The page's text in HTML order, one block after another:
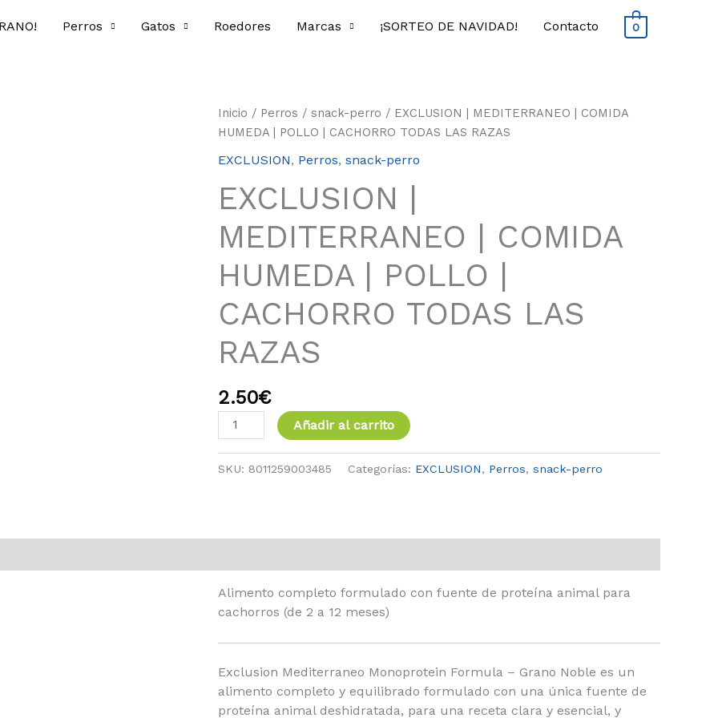
Perros Gatos Roedores Marcas ¡SORTEO DE NAVIDAD! Contacto 0
Inicio / Perros / snack-perro / EXCLUSION | MEDITERRANEO | COMIDA
HUMEDA | POLLO | CACHORRO TODAS LAS RAZAS
EXCLUSION, Perros, snack-perro
EXCLUSION |
MEDITERRANEO | COMIDA
HUMEDA | POLLO |
CACHORRO TODAS LAS
RAZAS
2.50€
EXCLUSION
|
|
COMIDA
HUMEDA
POLLO
CACHORRO
TODAS
LAS
RAZAS
cantidad
Añadir al carrito
SKU: 8011259003485 Categorías: EXCLUSION, Perros, snack-perro
Alimento completo formulado con fuente de proteína animal para
cachorros (de 2 a 12 meses)
Exclusion Mediterraneo Monoprotein Formula – Grano Noble es un
alimento completo y equilibrado formulado con una única fuente de
proteína animal deshidratada, para una receta clara y esencial, y